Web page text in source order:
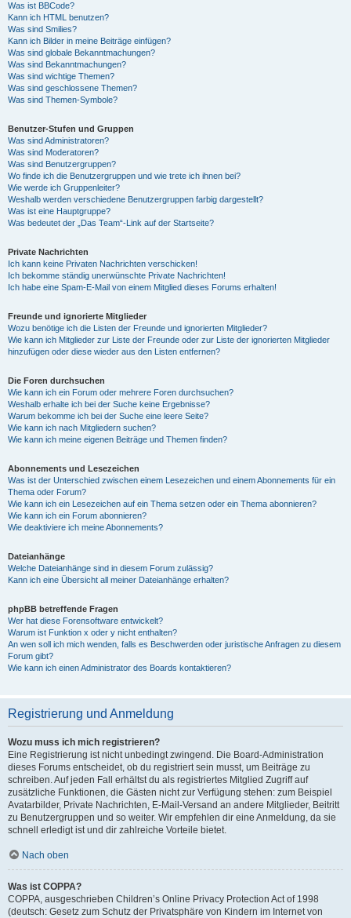
Was ist BBCode?
Kann ich HTML benutzen?
Was sind Smilies?
Kann ich Bilder in meine Beiträge einfügen?
Was sind globale Bekanntmachungen?
Was sind Bekanntmachungen?
Was sind wichtige Themen?
Was sind geschlossene Themen?
Was sind Themen-Symbole?
Benutzer-Stufen und Gruppen
Was sind Administratoren?
Was sind Moderatoren?
Was sind Benutzergruppen?
Wo finde ich die Benutzergruppen und wie trete ich ihnen bei?
Wie werde ich Gruppenleiter?
Weshalb werden verschiedene Benutzergruppen farbig dargestellt?
Was ist eine Hauptgruppe?
Was bedeutet der „Das Team“-Link auf der Startseite?
Private Nachrichten
Ich kann keine Privaten Nachrichten verschicken!
Ich bekomme ständig unerwünschte Private Nachrichten!
Ich habe eine Spam-E-Mail von einem Mitglied dieses Forums erhalten!
Freunde und ignorierte Mitglieder
Wozu benötige ich die Listen der Freunde und ignorierten Mitglieder?
Wie kann ich Mitglieder zur Liste der Freunde oder zur Liste der ignorierten Mitglieder
hinzufügen oder diese wieder aus den Listen entfernen?
Die Foren durchsuchen
Wie kann ich ein Forum oder mehrere Foren durchsuchen?
Weshalb erhalte ich bei der Suche keine Ergebnisse?
Warum bekomme ich bei der Suche eine leere Seite?
Wie kann ich nach Mitgliedern suchen?
Wie kann ich meine eigenen Beiträge und Themen finden?
Abonnements und Lesezeichen
Was ist der Unterschied zwischen einem Lesezeichen und einem Abonnements für ein
Thema oder Forum?
Wie kann ich ein Lesezeichen auf ein Thema setzen oder ein Thema abonnieren?
Wie kann ich ein Forum abonnieren?
Wie deaktiviere ich meine Abonnements?
Dateianhänge
Welche Dateianhänge sind in diesem Forum zulässig?
Kann ich eine Übersicht all meiner Dateianhänge erhalten?
phpBB betreffende Fragen
Wer hat diese Forensoftware entwickelt?
Warum ist Funktion x oder y nicht enthalten?
An wen soll ich mich wenden, falls es Beschwerden oder juristische Anfragen zu diesem
Forum gibt?
Wie kann ich einen Administrator des Boards kontaktieren?
Registrierung und Anmeldung
Wozu muss ich mich registrieren?
Eine Registrierung ist nicht unbedingt zwingend. Die Board-Administration
dieses Forums entscheidet, ob du registriert sein musst, um Beiträge zu
schreiben. Auf jeden Fall erhältst du als registriertes Mitglied Zugriff auf
zusätzliche Funktionen, die Gästen nicht zur Verfügung stehen: zum Beispiel
Avatarbilder, Private Nachrichten, E-Mail-Versand an andere Mitglieder, Beitritt
zu Benutzergruppen und so weiter. Wir empfehlen dir eine Anmeldung, da sie
schnell erledigt ist und dir zahlreiche Vorteile bietet.
Nach oben
Was ist COPPA?
COPPA, ausgeschrieben Children’s Online Privacy Protection Act of 1998
(deutsch: Gesetz zum Schutz der Privatsphäre von Kindern im Internet von